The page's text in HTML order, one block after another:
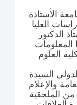
الأستاذة
العليا
الدكتور
المعلومات
العلوم
والإعلام
الملحقية